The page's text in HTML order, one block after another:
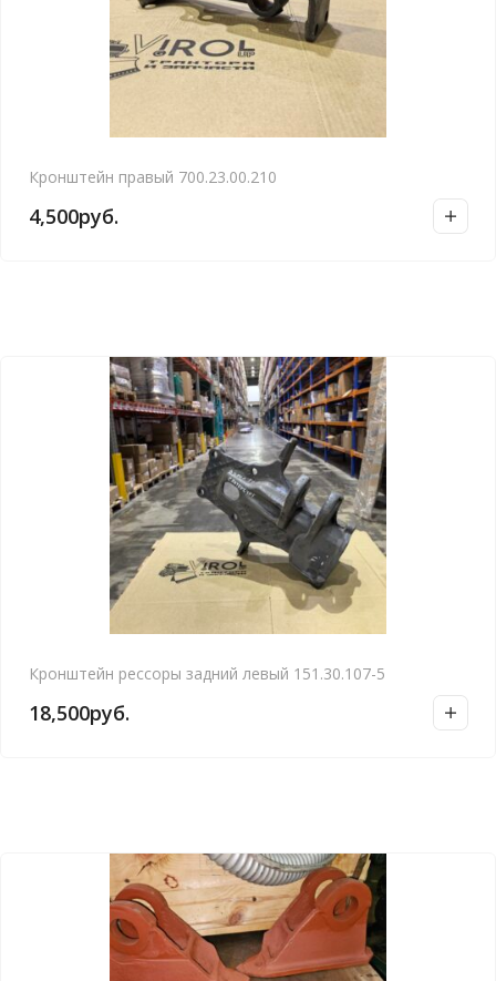
Кронштейн правый 700.23.00.210
4,500руб.
Кронштейн рессоры задний левый 151.30.107-5
18,500руб.